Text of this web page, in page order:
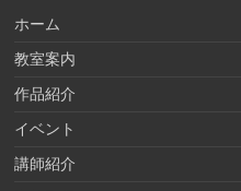
ホーム
教室案内
作品紹介
イベント
講師紹介